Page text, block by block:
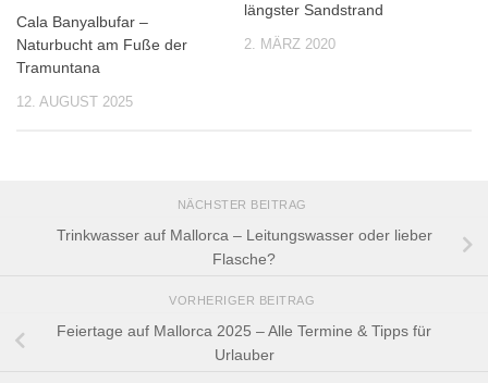
Cala Banyalbufar –
Naturbucht am Fuße der
Tramuntana
12. AUGUST 2025
längster Sandstrand
2. MÄRZ 2020
NÄCHSTER BEITRAG
Trinkwasser auf Mallorca – Leitungswasser oder lieber
Flasche?
VORHERIGER BEITRAG
Feiertage auf Mallorca 2025 – Alle Termine & Tipps für
Urlauber